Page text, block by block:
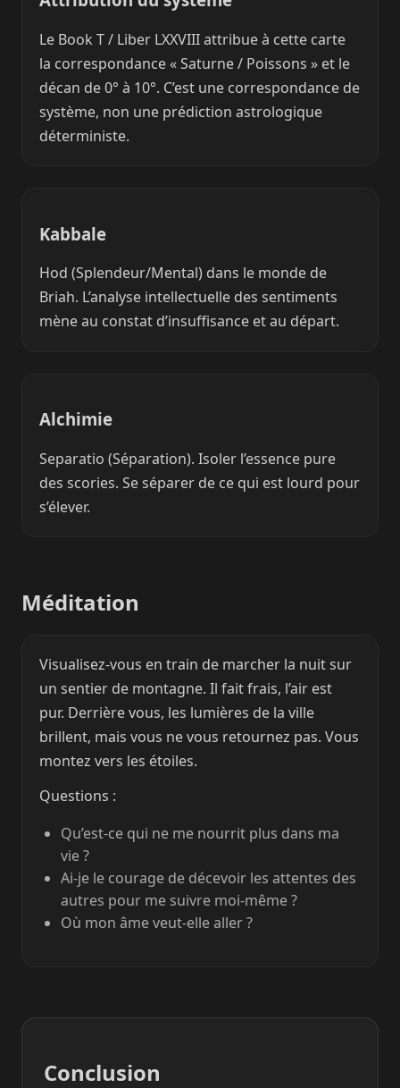
Le Book T / Liber LXXVIII attribue à cette carte
la correspondance « Saturne / Poissons » et le
décan de 0° à 10°. C’est une correspondance de
système, non une prédiction astrologique
déterministe.
Kabbale
Hod (Splendeur/Mental) dans le monde de
Briah. L’analyse intellectuelle des sentiments
mène au constat d’insuffisance et au départ.
Alchimie
Separatio (Séparation). Isoler l’essence pure
des scories. Se séparer de ce qui est lourd pour
s’élever.
Méditation
Visualisez-vous en train de marcher la nuit sur
un sentier de montagne. Il fait frais, l’air est
pur. Derrière vous, les lumières de la ville
brillent, mais vous ne vous retournez pas. Vous
montez vers les étoiles.
Questions :
Qu’est-ce qui ne me nourrit plus dans ma
vie ?
Ai-je le courage de décevoir les attentes des
autres pour me suivre moi-même ?
Où mon âme veut-elle aller ?
Conclusion